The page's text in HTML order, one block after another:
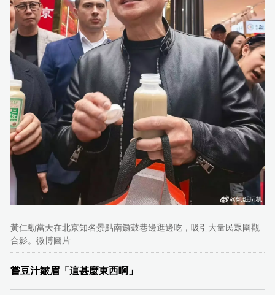
黃仁勳當天在北京知名景點南鑼鼓巷邊逛邊吃，吸引大量民眾圍觀
合影。微博圖片
嘗豆汁皺眉「這甚麼東西啊」